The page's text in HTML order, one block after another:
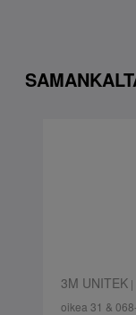
3M UNITEK|
oikea 31 &